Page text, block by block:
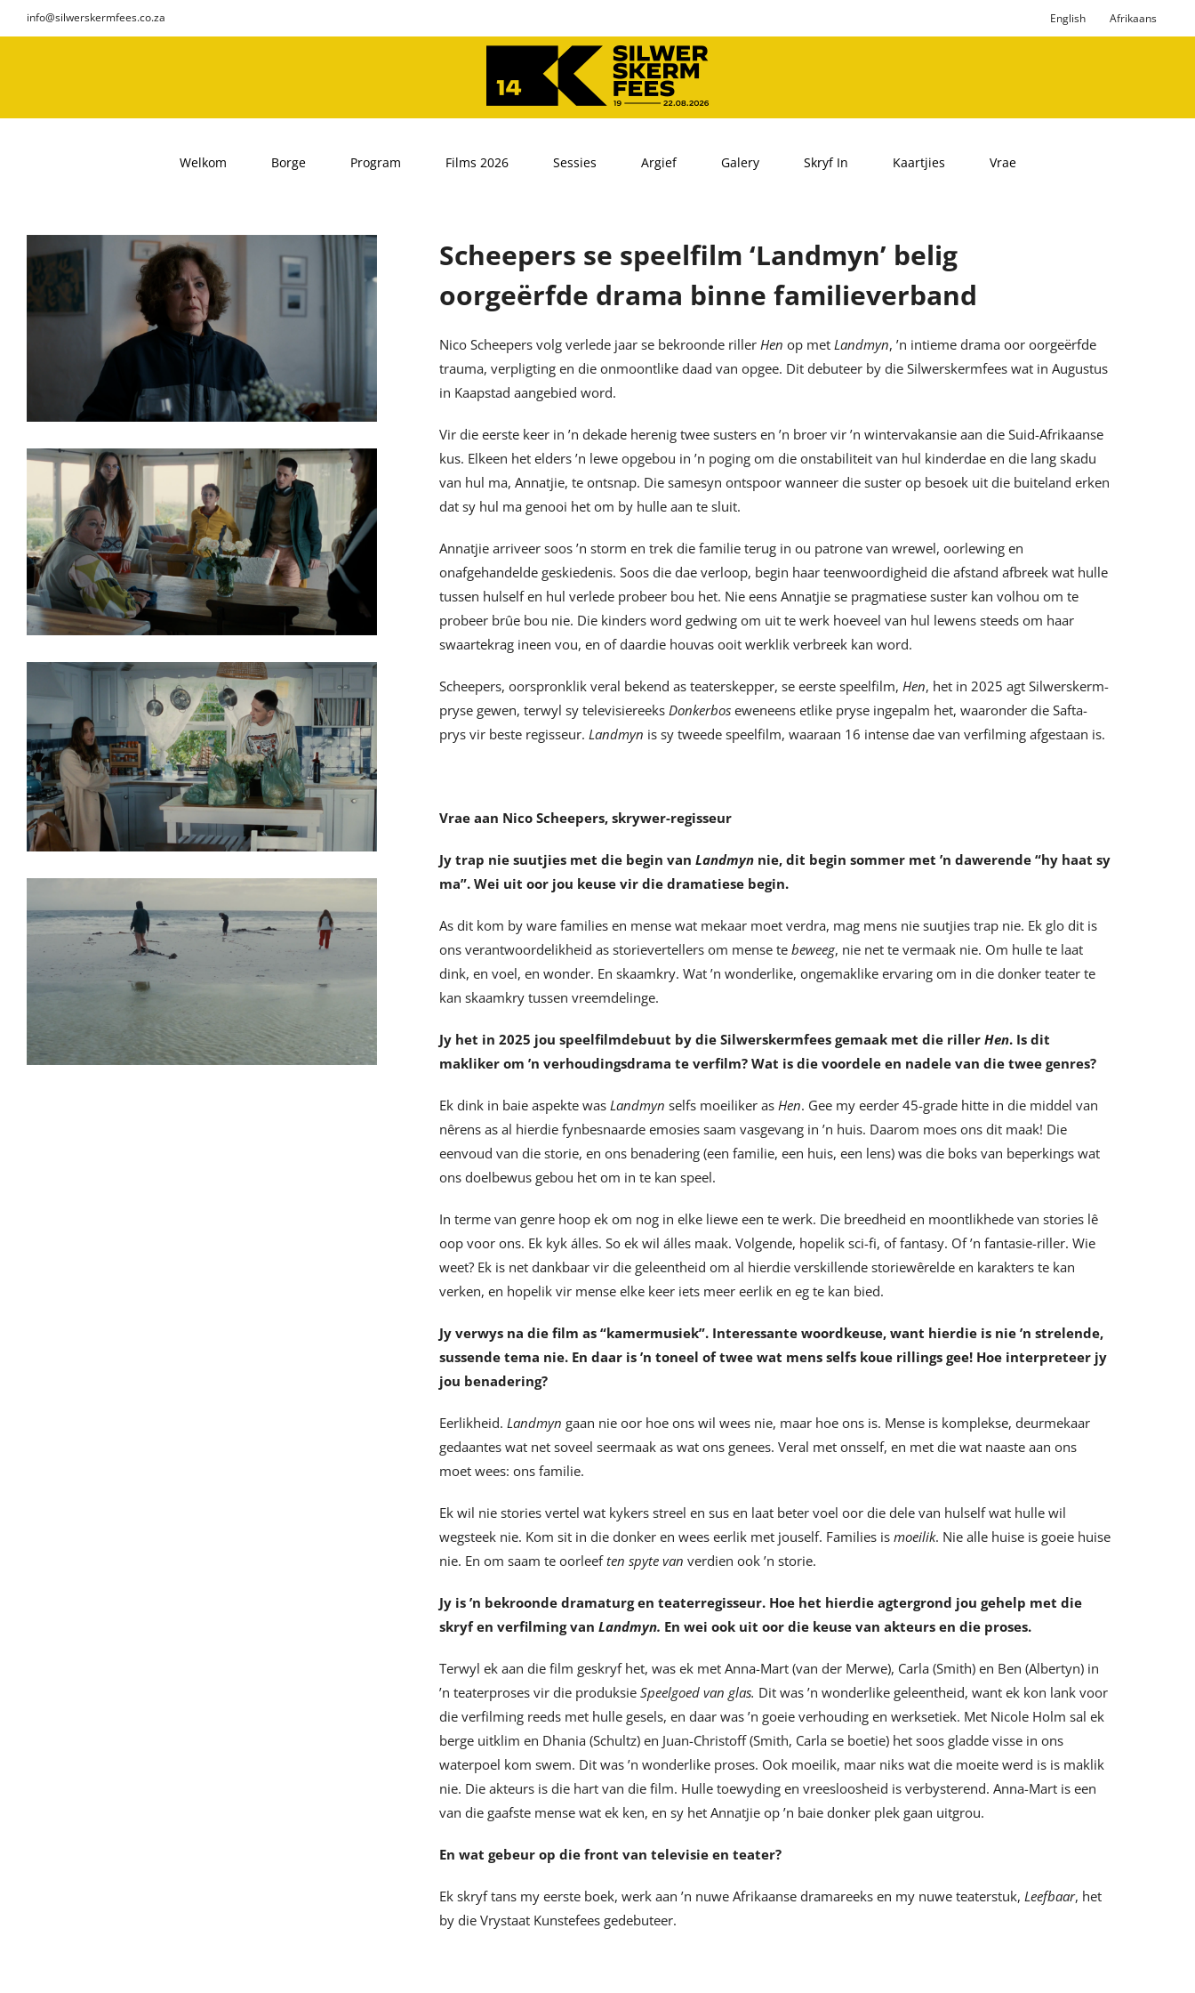
to
info@silwerskermfees.co.za English Afrikaans
Welkom Borge Program Films 2026 Sessies Argief Galery Skryf In Kaartjies Vrae
Scheepers se speelfilm ‘Landmyn’ belig
oorgeërfde drama binne familieverband
Nico Scheepers volg verlede jaar se bekroonde rillerHenop metLandmyn, ’n intieme drama oor oorgeërfde
trauma, verpligting en die onmoontlike daad van opgee. Dit debuteer by die Silwerskermfees wat in Augustus
in Kaapstad aangebied word.
Vir die eerste keer in ’n dekade herenig twee susters en ’n broer vir ’n wintervakansie aan die Suid-Afrikaanse
kus. Elkeen het elders ’n lewe opgebou in ’n poging om die onstabiliteit van hul kinderdae en die lang skadu
van hul ma, Annatjie, te ontsnap. Die samesyn ontspoor wanneer die suster op besoek uit die buiteland erken
dat sy hul ma genooi het om by hulle aan te sluit.
Annatjie arriveer soos ’n storm en trek die familie terug in ou patrone van wrewel, oorlewing en
onafgehandelde geskiedenis. Soos die dae verloop, begin haar teenwoordigheid die afstand afbreek wat hulle
tussen hulself en hul verlede probeer bou het. Nie eens Annatjie se pragmatiese suster kan volhou om te
probeer brûe bou nie. Die kinders word gedwing om uit te werk hoeveel van hul lewens steeds om haar
swaartekrag ineen vou, en of daardie houvas ooit werklik verbreek kan word.
Scheepers, oorspronklik veral bekend as teaterskepper, se eerste speelfilm,Hen, het in 2025 agt Silwerskerm-
pryse gewen, terwyl sy televisiereeksDonkerbos eweneens etlike pryse ingepalm het, waaronder die Safta-
prys vir beste regisseur.Landmyn is sy tweede speelfilm, waaraan 16 intense dae van verfilming afgestaan is.
Vrae aan Nico Scheepers, skrywer-regisseur
Jy trap nie suutjies met die begin vanLandmyn nie, dit begin sommer met’n dawerende “hy haat sy
ma”. Wei uit oor jou keuse vir die dramatiese begin.
As dit kom by ware families en mense wat mekaar moet verdra, mag mens nie suutjies trap nie. Ek glo dit is
ons verantwoordelikheid as storievertellers om mense tebeweeg, nie net te vermaak nie. Om hulle te laat
dink, en voel, en wonder. En skaamkry. Wat ’n wonderlike, ongemaklike ervaring om in die donker teater te
kan skaamkry tussen vreemdelinge.
Jy het in 2025 jou speelfilmdebuut by die Silwerskermfees gemaak met die rillerHen. Is dit
makliker om ’n verhoudingsdrama te verfilm? Wat is die voordele en nadele van die twee genres?
Ek dink in baie aspekte wasLandmyn selfs moeiliker asHen. Gee my eerder 45-grade hitte in die middel van
nêrens as al hierdie fynbesnaarde emosies saam vasgevang in ’n huis. Daarom moes ons dit maak! Die
eenvoud van die storie, en ons benadering (een familie, een huis, een lens) was die boks van beperkings wat
ons doelbewus gebou het om in te kan speel.
In terme van genre hoop ek om nog in elke liewe een te werk. Die breedheid en moontlikhede van stories lê
oop voor ons. Ek kyk álles. So ek wil álles maak. Volgende, hopelik sci-fi, of fantasy. Of ’n fantasie-riller. Wie
weet? Ek is net dankbaar vir die geleentheid om al hierdie verskillende storiewêrelde en karakters te kan
verken, en hopelik vir mense elke keer iets meer eerlik en eg te kan bied.
Jy verwys na die film as“kamermusiek”. Interessante woordkeuse, want hierdie is nie ’n strelende,
sussende tema nie. En daar is ’n toneel of twee wat mens selfs koue rillings gee! Hoe interpreteer jy
jou benadering?
Eerlikheid.Landmyn gaan nie oor hoe ons wil wees nie, maar hoe ons is. Mense is komplekse, deurmekaar
gedaantes wat net soveel seermaak as wat ons genees. Veral met onsself, en met die wat naaste aan ons
moet wees: ons familie.
Ek wil nie stories vertel wat kykers streel en sus en laat beter voel oor die dele van hulself wat hulle wil
wegsteek nie. Kom sit in die donker en wees eerlik met jouself. Families ismoeilik. Nie alle huise is goeie huise
nie. En om saam te oorleeften spyte van verdien ook ’n storie.
Jy is ’n bekroonde dramaturg en teaterregisseur. Hoe het hierdie agtergrond jou gehelp met die
skryf en verfilming vanLandmyn. En wei ook uit oor die keuse van akteurs en die proses.
Terwyl ek aan die film geskryf het, was ek met Anna-Mart (van der Merwe), Carla (Smith) en Ben (Albertyn) in
’n teaterproses vir die produksieSpeelgoed van glas. Dit was ’n wonderlike geleentheid, want ek kon lank voor
die verfilming reeds met hulle gesels, en daar was ’n goeie verhouding en werksetiek. Met Nicole Holm sal ek
berge uitklim en Dhania (Schultz) en Juan-Christoff (Smith, Carla se boetie) het soos gladde visse in ons
waterpoel kom swem. Dit was ’n wonderlike proses. Ook moeilik, maar niks wat die moeite werd is is maklik
nie. Die akteurs is die hart van die film. Hulle toewyding en vreesloosheid is verbysterend. Anna-Mart is een
van die gaafste mense wat ek ken, en sy het Annatjie op ’n baie donker plek gaan uitgrou.
En wat gebeur op die front van televisie en teater?
Ek skryf tans my eerste boek, werk aan ’n nuwe Afrikaanse dramareeks en my nuwe teaterstuk,Leefbaar, het
by die Vrystaat Kunstefees gedebuteer.